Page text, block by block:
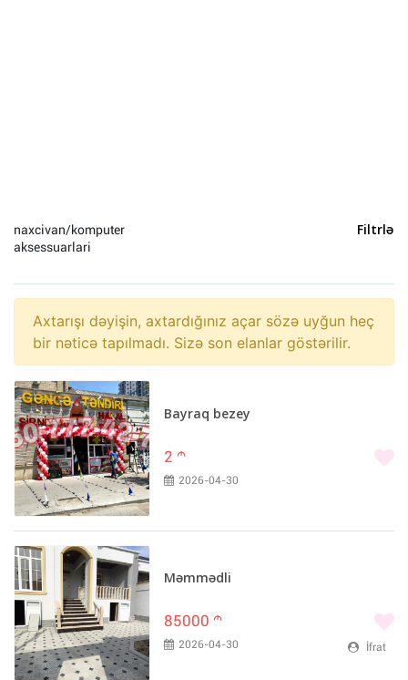
naxcivan/komputer
aksessuarlari
Filtrlə
Axtarışı dəyişin, axtardığınız açar sözə uyğun heç
bir nəticə tapılmadı. Sizə son elanlar göstərilir.
Bayraq bezey
2 m
2026-04-30
Məmmədli
85000 m
2026-04-30 İfrat